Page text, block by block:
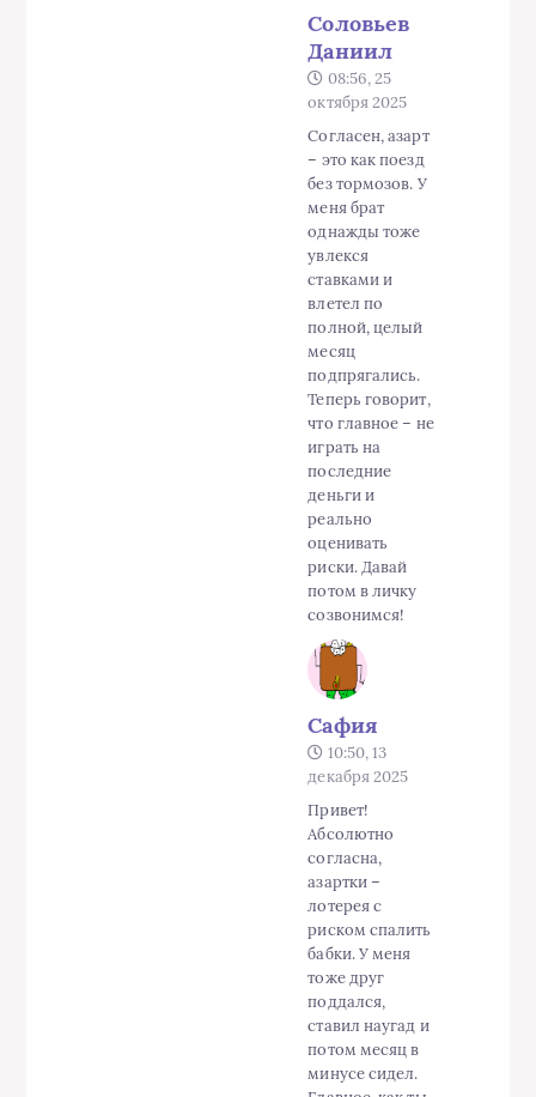
Соловьев
Даниил
08:56, 25
октября 2025
Согласен, азарт
– это как поезд
без тормозов. У
меня брат
однажды тоже
увлекся
ставками и
влетел по
полной, целый
месяц
подпрягались.
Теперь говорит,
что главное – не
играть на
последние
деньги и
реально
оценивать
риски. Давай
потом в личку
созвонимся!
Сафия
10:50, 13
декабря 2025
Привет!
Абсолютно
согласна,
азартки –
лотерея с
риском спалить
бабки. У меня
тоже друг
поддался,
ставил наугад и
потом месяц в
минусе сидел.